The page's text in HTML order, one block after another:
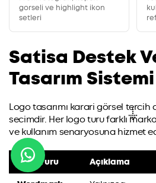
gorseli ve highlight ikon
setleri
Satisa Destek
Tasarım Sistemi
Logo tasarımı karari görsel tercih
secimdir. Her logo turu farklı
ve kullanım senaryosuna hizmet
Logo Turu Açıklama